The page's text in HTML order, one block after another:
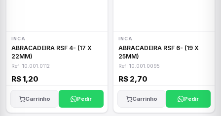
INCA
ABRACADEIRA RSF 4- (17 X
22MM)
Ref: 10.001.0112
R$ 1,20
Carrinho Pedir
INCA
ABRACADEIRA RSF 6- (19 X
25MM)
Ref: 10.001.0095
R$ 2,70
Carrinho Pedir